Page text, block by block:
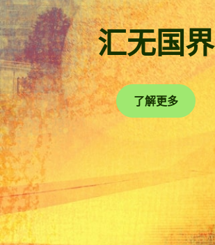
汇无国界
了解更多